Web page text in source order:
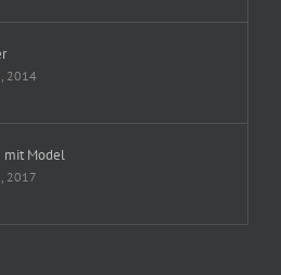
2014
mit Model
2017